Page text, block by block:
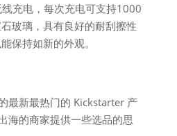
充电，每次充电可支持1000
玻璃，具有良好的耐刮擦性
保持如新的外观。
最新最热门的 Kickstarter 产
海的商家提供一些选品的思